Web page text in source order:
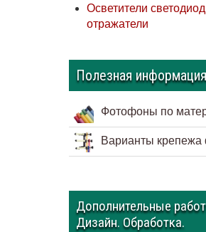
Осветители
отражатели
Полезная информация
Фотофоны по
Варианты крепежа
Дополнительные
Дизайн. Обработка.